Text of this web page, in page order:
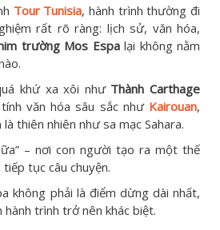
Tour Tunisia, hành trình thường đi
rất rõ ràng: lịch sử, văn hóa,
trường Mos Espalại không nằm
khứ xa xôi như Thành Carthage
văn hóa sâu sắc như Kairouan,
thiên nhiên như sa mạc Sahara.
– nơi con người tạo ra một thế
tục câu chuyện.
không phải là điểm dừng dài nhất,
hành trình trở nên khác biệt.